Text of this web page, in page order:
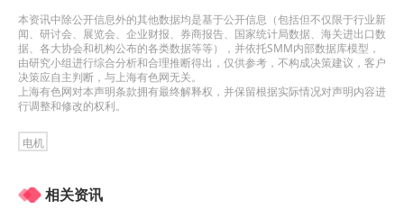
浙江嘉丰动力科技有限公司
本资讯中除公开信息外的其他数据均是基于公开信息（包括但不仅限于行业新
闻、研讨会、展览会、企业财报、券商报告、国家统计局数据、海关进出口数
据、各大协会和机构公布的各类数据等等），并依托SMM内部数据库模型，
由研究小组进行综合分析和合理推断得出，仅供参考，不构成决策建议，客户
决策应自主判断，与上海有色网无关。
上海有色网对本声明条款拥有最终解释权，并保留根据实际情况对声明内容进
行调整和修改的权利。
电机
相关资讯